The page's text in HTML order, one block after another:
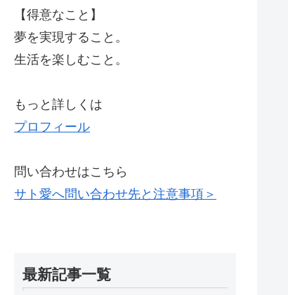
【得意なこと】
夢を実現すること。
生活を楽しむこと。
もっと詳しくは
プロフィール
問い合わせはこちら
サト愛へ問い合わせ先と注意事項＞
最新記事一覧